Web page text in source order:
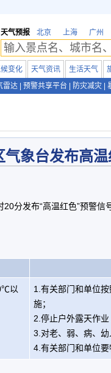
天气预报 北京 上海 广州
变化 天气资讯 生活天气
雷达 预警共享平台 防灾减灾
气象台发布高
分发布“高温红色”预警信
以
1.有关部门和单位
施；
2.停止户外露天作
3.对老、弱、病、
4.有关部门和单位